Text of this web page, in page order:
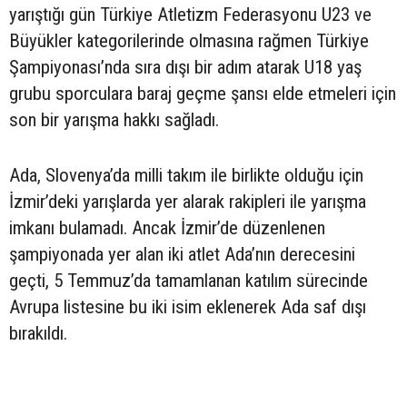
yarıştığı gün Türkiye Atletizm Federasyonu U23 ve
Büyükler kategorilerinde olmasına rağmen Türkiye
Şampiyonası’nda sıra dışı bir adım atarak U18 yaş
grubu sporculara baraj geçme şansı elde etmeleri için
son bir yarışma hakkı sağladı.
Ada, Slovenya’da milli takım ile birlikte olduğu için
İzmir’deki yarışlarda yer alarak rakipleri ile yarışma
imkanı bulamadı. Ancak İzmir’de düzenlenen
şampiyonada yer alan iki atlet Ada’nın derecesini
geçti, 5 Temmuz’da tamamlanan katılım sürecinde
Avrupa listesine bu iki isim eklenerek Ada saf dışı
bırakıldı.